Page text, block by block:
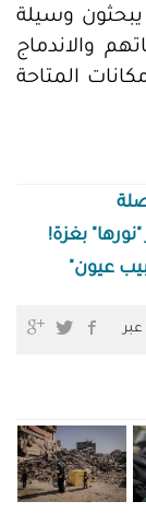
وسيلة
والاندماج
المتاحة
بغزة!
عيون"